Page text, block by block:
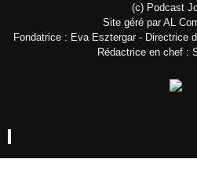
(c) Podcast
Site géré par AL
Fondatrice : Eva Esztergar - Directrice
Rédactrice en chef :